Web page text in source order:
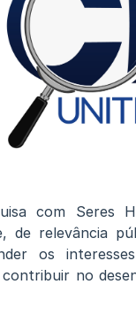
com Seres
de relevância
os
no